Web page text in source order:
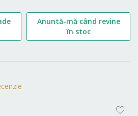
Anuntă-mă când revine
în stoc